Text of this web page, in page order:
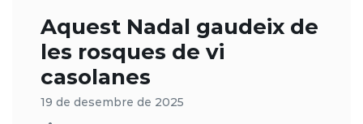
Aquest Nadal gaudeix de
les rosques de vi
casolanes
19 de desembre de 2025